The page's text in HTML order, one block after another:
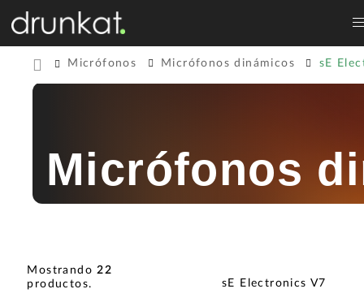
Micrófonos Micrófonos dinámicos sE
Micrófonos
Mostrando22
productos. sE Electronics V7